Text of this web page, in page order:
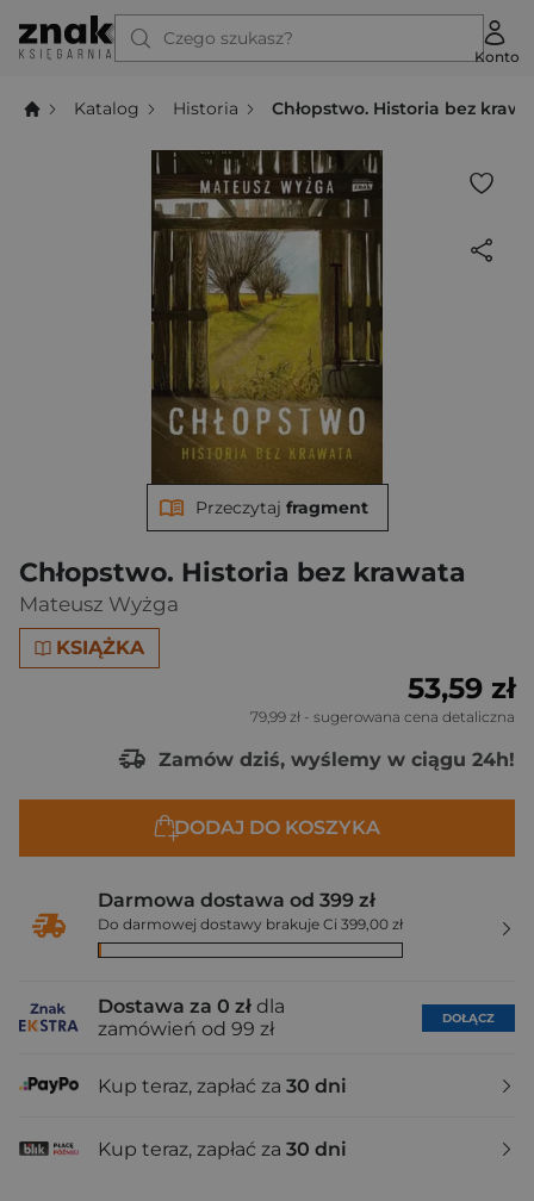
Czego szukasz?
Konto
Katalog Historia Chłopstwo. Historia bez
Chłopstwo. Historia bez krawata
Mateusz Wyżga
KSIĄŻKA
Przeczytaj fragment
53,59 zł
79,99 zł - sugerowana cena detaliczna
Zamów dziś, wyślemy w ciągu 24h!
DODAJ DO KOSZYKA
Darmowa dostawa od 399 zł
Do darmowej dostawy brakuje Ci 399,00 zł
Dostawa za 0 zł dla
zamówień od 99 zł
DOŁĄCZ
Kup teraz, zapłać za 30 dni
Kup teraz, zapłać za 30 dni